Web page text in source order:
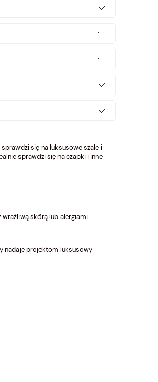
się na luksusowe szale i
sprawdzi się na czapki i inne
skórą lub alergiami.
nadaje projektom luksusowy